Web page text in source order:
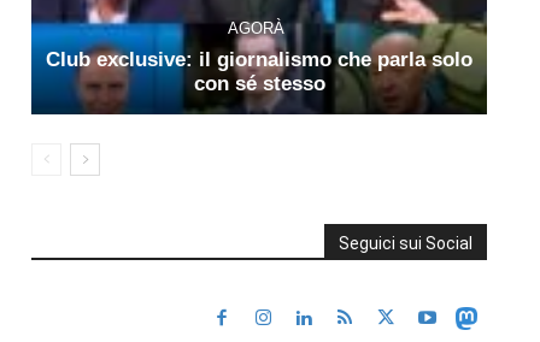
AGORÀ
Club exclusive: il giornalismo che parla solo
con sé stesso
Seguici sui Social